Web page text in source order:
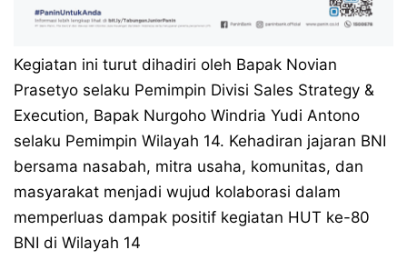
Kegiatan ini turut dihadiri oleh Bapak Novian
Prasetyo selaku Pemimpin Divisi Sales Strategy &
Execution, Bapak Nurgoho Windria Yudi Antono
selaku Pemimpin Wilayah 14. Kehadiran jajaran BNI
bersama nasabah, mitra usaha, komunitas, dan
masyarakat menjadi wujud kolaborasi dalam
memperluas dampak positif kegiatan HUT ke-80
BNI di Wilayah 14